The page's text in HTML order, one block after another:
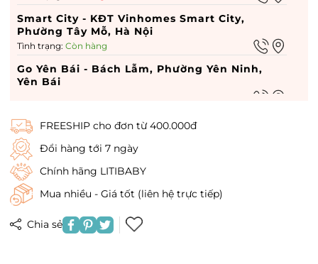
Smart City - KĐT Vinhomes Smart City,
Phường Tây Mỗ, Hà Nội
Tình trạng: Còn hàng
Go Yên Bái - Bách Lẫm, Phường Yên Ninh,
Yên Bái
Go hà nam - 449 Điện Biên Phủ, Phường Lam
Hạ, Hà Nam
Tình trạng:Còn hàng
Vin Dĩ An - Vin Dĩ An, Phường Quang Trung,
Hà Nội
Tình trạng:Hết hàng
Times City - 458 P. Minh Khai, Phường Vĩnh
Tuy, Hà Nội
FREESHIP cho đơn từ 400.000đ
Đổi hàng tới 7 ngày
Chính hãng LITIBABY
Mua nhiều - Giá tốt (liên hệ trực tiếp)
Chia sẻ